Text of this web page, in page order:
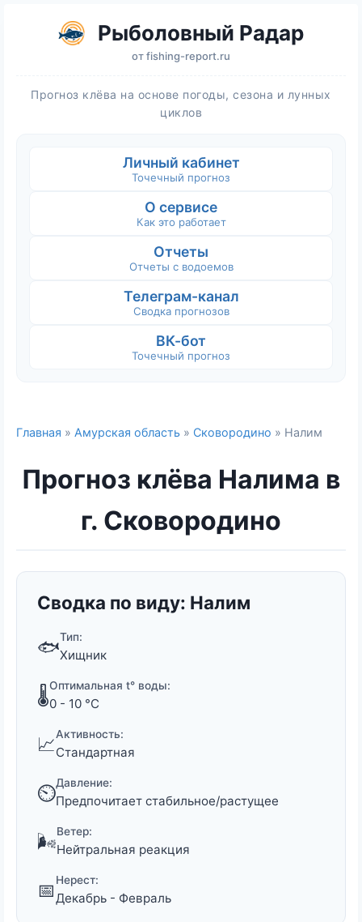
Рыболовный Радар
отfishing-report.ru
Прогноз клёва на основе погоды, сезона и лунных
циклов
Личный кабинет
Точечный прогноз
О сервисе
Как это работает
Отчеты
Отчеты с водоемов
Телеграм-канал
Сводка прогнозов
ВК-бот
Точечный прогноз
Главная » Амурская область » Сковородино » Налим
Прогноз клёва Налима в
г. Сковородино
Сводка по виду: Налим
🐟Тип:
Хищник
🌡️Оптимальная t° воды:
0 - 10 °C
📈Активность:
Стандартная
⏲️Давление:
Предпочитает стабильное/растущее
🌬️Ветер:
Нейтральная реакция
📅 Нерест:
Декабрь - Февраль